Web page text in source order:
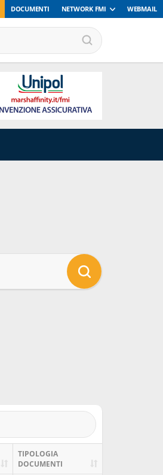
DOCUMENTI NETWORK FMI WEBMAIL
TIPOLOGIA
DOCUMENTI